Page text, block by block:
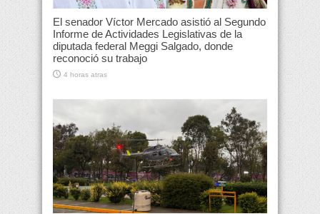
El senador Víctor Mercado asistió al Segundo
Informe de Actividades Legislativas de la
diputada federal Meggi Salgado, donde
reconoció su trabajo
4 horas atras